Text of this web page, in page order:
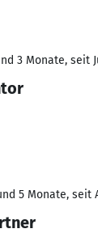
3 Monate, seit
5 Monate, seit